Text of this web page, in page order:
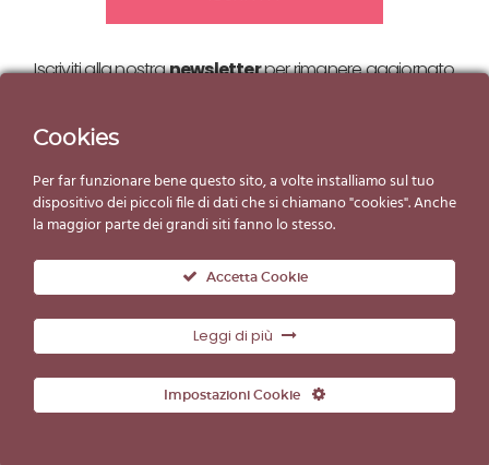
Iscriviti alla nostranewsletterper rimanere aggiornato
© Copyright Gelato d'Essai 2019
Cookies
Per far funzionare bene questo sito, a volte installiamo sul tuo
dispositivo dei piccoli file di dati che si chiamano "cookies". Anche
la maggior parte dei grandi siti fanno lo stesso.
Accetta Cookie
Leggi di più
Impostazioni Cookie